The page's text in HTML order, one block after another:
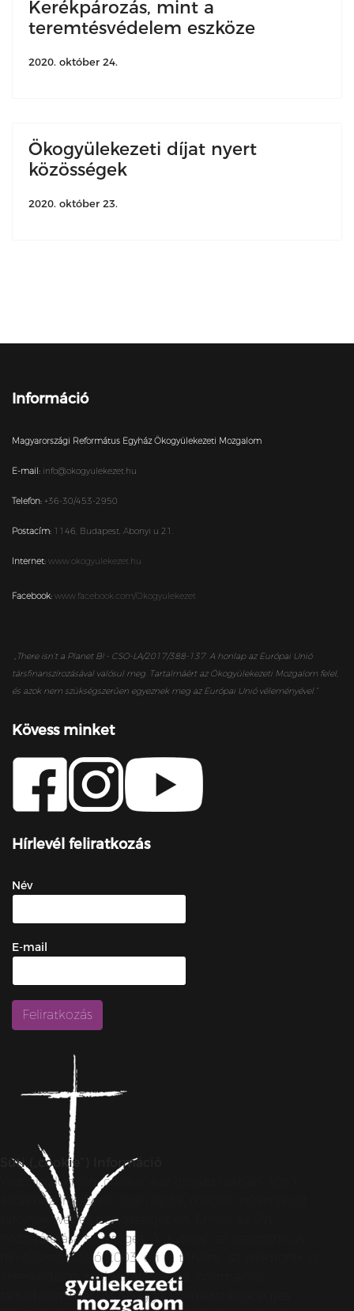
Kerékpározás, mint a
teremtésvédelem eszköze
2020. október 24.
Ökogyülekezeti díjat nyert
közösségek
2020. október 23.
Információ
Magyarországi Református Egyház Ökogyülekezeti Mozgalom
E-mail: info@okogyulekezet.hu
Telefon: +36-30/453-2950
Postacím: 1146, Budapest, Abonyi u 21.
Internet: www.okogyulekezet.hu
Facebook: www.facebook.com/Okogyulekezet
„ There isn’t a Planet B! - CSO-LA/2017/388-137. A honlap az Európai Unió
társfinanszírozásával valósul meg. Tartalmáért az Ökogyülekezeti Mozgalom felel,
és azok nem szükségszerűen egyeznek meg az Európai Unió véleményével.”
Kövess minket
Hírlevél feliratkozás
Név
E-mail
Süti („cookie”) Információ
Weboldalunkon „cookie”-kat (továbbiakban „süti”)
alkalmazunk. Ezek olyan fájlok, melyek információt
tárolnak webes böngészőjében. Ehhez az Ön
hozzájárulása szükséges. A „sütiket” az elektronikus
hírközlésről szóló 2003. évi C. törvény, az elektronikus
kereskedelmi szolgáltatások, az információs
társadalommal összefüggő szolgáltatások egyes